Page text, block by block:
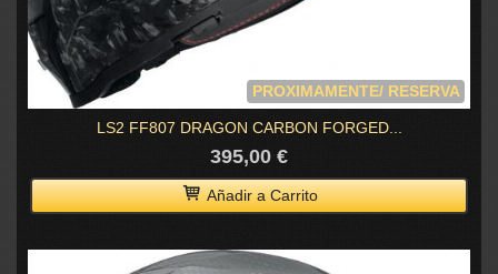
PROXIMAMENTE/ RESERVA
LS2 FF807 DRAGON CARBON FORGED...
395,00 €
Añadir a Carrito